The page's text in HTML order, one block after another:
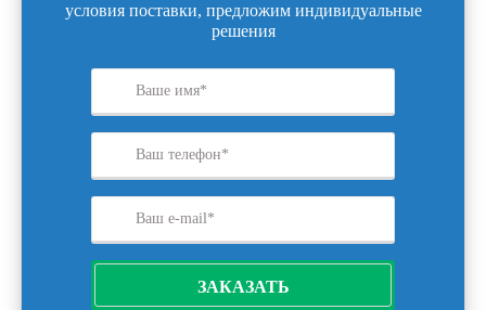
условия поставки, предложим индивидуальные
решения
ЗАКАЗАТЬ